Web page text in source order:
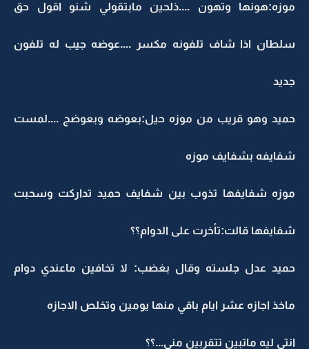
موزه:هونها وتهون ....ذلحين مابتقولي شنو اقول حق
سلطان اذا شاف تلفونه مكسر ....عوضه جيب له تلفون
جديد
حميد وهو قريب من موزه حيل:بعوضه وبعوضج ....لمست
شفايفه بشفايف موزه
موزه شفايفها تذوب بين شفايف حميد تداركت وسحبت
شفايفها قالت:تأخرت على الدوام؟؟
حميد عدل جلسته وقال بغضب: لا تخافين ماعندي دوام
ماخذ اجازه عشر ايام باقي منها يومين وتخلص الاجازه
انتي ليه ماتبين تتقربين مني...؟؟